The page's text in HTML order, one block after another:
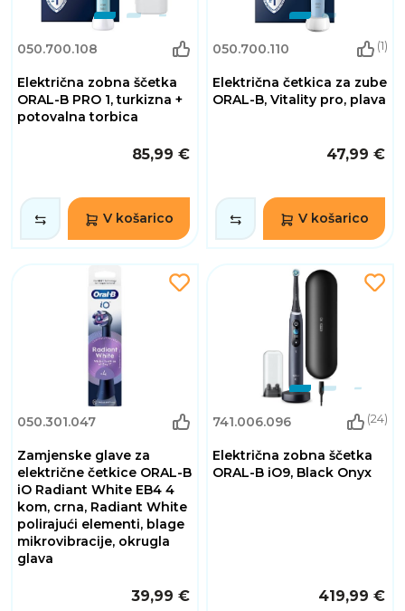
050.700.108
Električna zobna ščetka
ORAL-B PRO 1, turkizna +
potovalna torbica
85,99 €
V košarico
050.700.110 (1)
Električna četkica za zube
ORAL-B, Vitality pro, plava
47,99 €
V košarico
050.301.047
Zamjenske glave za
električne četkice ORAL-B
iO Radiant White EB4 4
kom, crna, Radiant White
polirajući elementi, blage
mikrovibracije, okrugla
glava
39,99 €
741.006.096 (24)
Električna zobna ščetka
ORAL-B iO9, Black Onyx
419,99 €